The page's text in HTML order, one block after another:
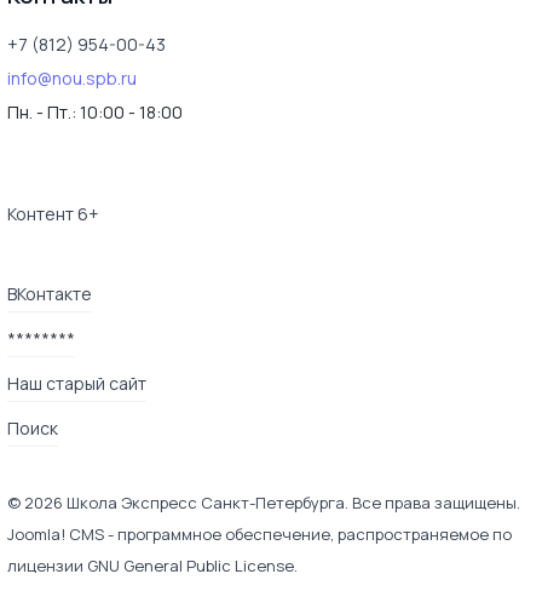
+7 (812) 954-00-43
info@nou.spb.ru
Пн. - Пт.: 10:00 - 18:00
Контент 6+
ВКонтакте
********
Наш старый сайт
Поиск
© 2026 Школа Экспресс Санкт-Петербурга. Все права защищены.
Joomla! CMS- программное обеспечение, распространяемое по
лицензии GNU General Public License.